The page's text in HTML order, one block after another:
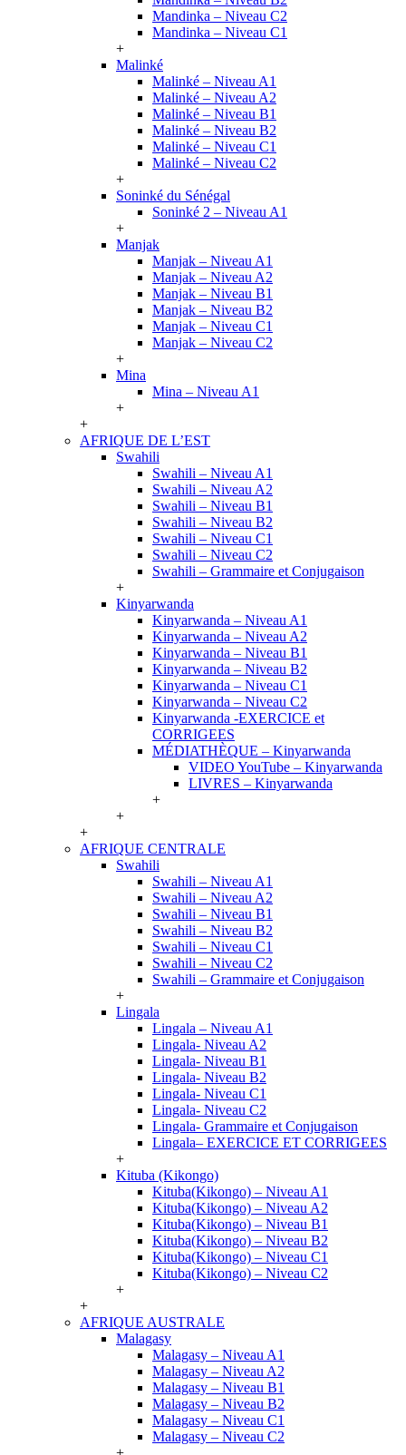
Mandinka – Niveau C2
Mandinka – Niveau C1
+
Malinké
Malinké – Niveau A1
Malinké – Niveau A2
Malinké – Niveau B1
Malinké – Niveau B2
Malinké – Niveau C1
Malinké – Niveau C2
+
Soninké du Sénégal
Soninké 2 – Niveau A1
+
Manjak
Manjak – Niveau A1
Manjak – Niveau A2
Manjak – Niveau B1
Manjak – Niveau B2
Manjak – Niveau C1
Manjak – Niveau C2
+
Mina
Mina – Niveau A1
+
+
AFRIQUE DE L’EST
Swahili
Swahili – Niveau A1
Swahili – Niveau A2
Swahili – Niveau B1
Swahili – Niveau B2
Swahili – Niveau C1
Swahili – Niveau C2
Swahili – Grammaire et Conjugaison
+
Kinyarwanda
Kinyarwanda – Niveau A1
Kinyarwanda – Niveau A2
Kinyarwanda – Niveau B1
Kinyarwanda – Niveau B2
Kinyarwanda – Niveau C1
Kinyarwanda – Niveau C2
Kinyarwanda -EXERCICE et
CORRIGEES
MÉDIATHÈQUE – Kinyarwanda
VIDEO YouTube – Kinyarwanda
LIVRES – Kinyarwanda
+
+
+
AFRIQUE CENTRALE
Swahili
Swahili – Niveau A1
Swahili – Niveau A2
Swahili – Niveau B1
Swahili – Niveau B2
Swahili – Niveau C1
Swahili – Niveau C2
Swahili – Grammaire et Conjugaison
+
Lingala
Lingala – Niveau A1
Lingala- Niveau A2
Lingala- Niveau B1
Lingala- Niveau B2
Lingala- Niveau C1
Lingala- Niveau C2
Lingala- Grammaire et Conjugaison
Lingala– EXERCICE ET CORRIGEES
+
Kituba (Kikongo)
Kituba(Kikongo) – Niveau A1
Kituba(Kikongo) – Niveau A2
Kituba(Kikongo) – Niveau B1
Kituba(Kikongo) – Niveau B2
Kituba(Kikongo) – Niveau C1
Kituba(Kikongo) – Niveau C2
+
+
AFRIQUE AUSTRALE
Malagasy
Malagasy – Niveau A1
Malagasy – Niveau A2
Malagasy – Niveau B1
Malagasy – Niveau B2
Malagasy – Niveau C1
Malagasy – Niveau C2